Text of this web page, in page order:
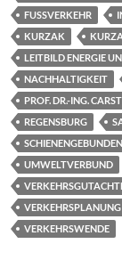
FUSSVERKEHR
KURZAK
LEITBILD ENERGIE
NACHHALTIGKEIT
PROF. DR.-ING.
REGENSBURG
UMWELTVERBUND
VERKEHRSWENDE